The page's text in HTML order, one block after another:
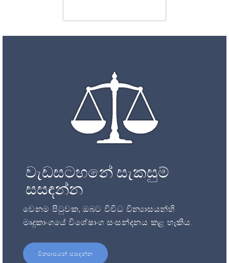
වැඩසටහනේ සැකසුම්
සසඳන්න
වෙනම පිටුවක, ඔබට විවිධ වින්‍යාසයන්හි
මෘදුකාංගයේ විශේෂාංග සංසන්දනය කළ හැකිය.
වින්‍යාසයන් සසඳන්න